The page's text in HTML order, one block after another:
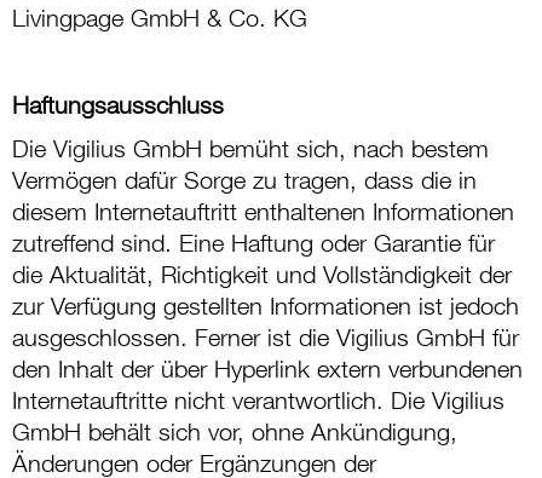
Livingpage GmbH & Co. KG
Haftungsausschluss
Die Vigilius GmbH bemüht sich, nach bestem
Vermögen dafür Sorge zu tragen, dass die in
diesem Internetauftritt enthaltenen Informationen
zutreffend sind. Eine Haftung oder Garantie für
die Aktualität, Richtigkeit und Vollständigkeit der
zur Verfügung gestellten Informationen ist jedoch
ausgeschlossen. Ferner ist die Vigilius GmbH für
den Inhalt der über Hyperlink extern verbundenen
Internetauftritte nicht verantwortlich. Die Vigilius
GmbH behält sich vor, ohne Ankündigung,
Änderungen oder Ergänzungen der